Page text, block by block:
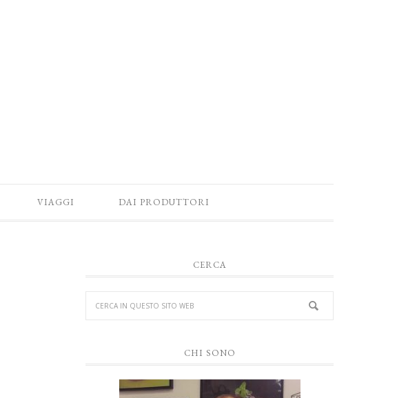
VIAGGI DAI PRODUTTORI
CERCA
CHI SONO